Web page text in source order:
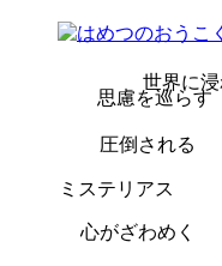
心がざわめく
ミステリアス
圧倒される
思慮を巡らす
世界に浸